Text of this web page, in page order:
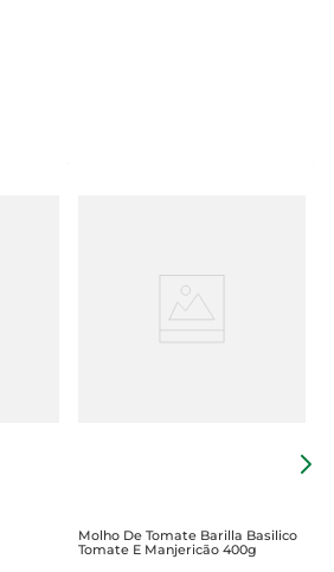
Molho De Tomate Barilla Basilico
Tomate E Manjericão 400g